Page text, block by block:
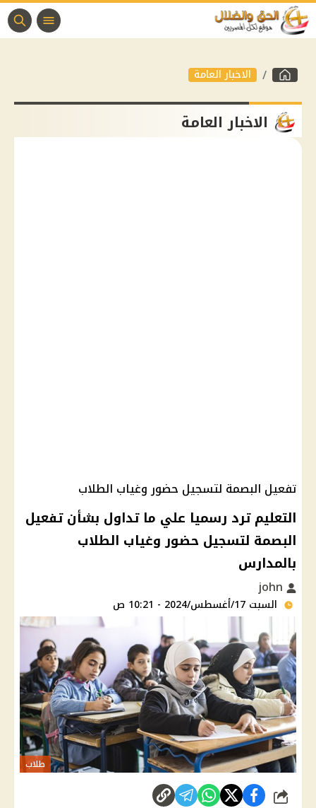
الاخبار العامة
الاخبار العامة
تفعيل البصمة لتسجيل حضور وغياب الطلاب
التعليم ترد رسميا علي ما تداول بشأن تفعيل
البصمة لتسجيل حضور وغياب الطلاب
بالمدارس
السبت 17/أغسطس/2024 - 10:21 ص
طلاب
شارك